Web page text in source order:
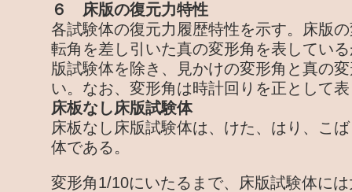
６ 床版の復元力特性
各試験体の復元力履歴特性を示す。床版
転角を差し引いた真の変形角を表してい
版試験体を除き、見かけの変形角と真の
い。なお、変形角は時計回りを正として
床板なし床版試験体
床板なし床版試験体は、けた、はり、こ
体である。
変形角1/10にいたるまで、床版試験体に